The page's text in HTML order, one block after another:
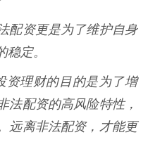
配资更是为了维护自身
定。
资理财的目的是为了增
法配资的高风险特性，
远离非法配资，才能更